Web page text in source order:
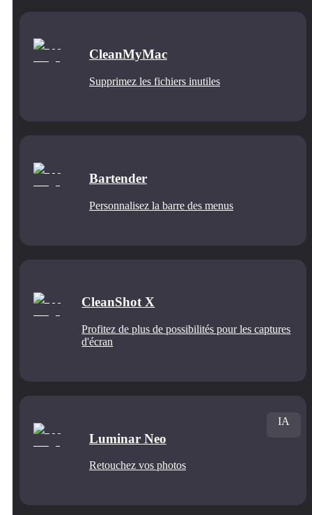
CleanMyMac
Supprimez les fichiers inutiles
Bartender
Personnalisez la barre des menus
CleanShot X
Profitez de plus de possibilités pour les captures
d'écran
Luminar Neo
Retouchez vos photos
IA